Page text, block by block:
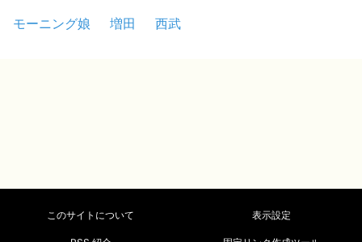
モーニング娘
増田 西武
このサイトについて 表示設定